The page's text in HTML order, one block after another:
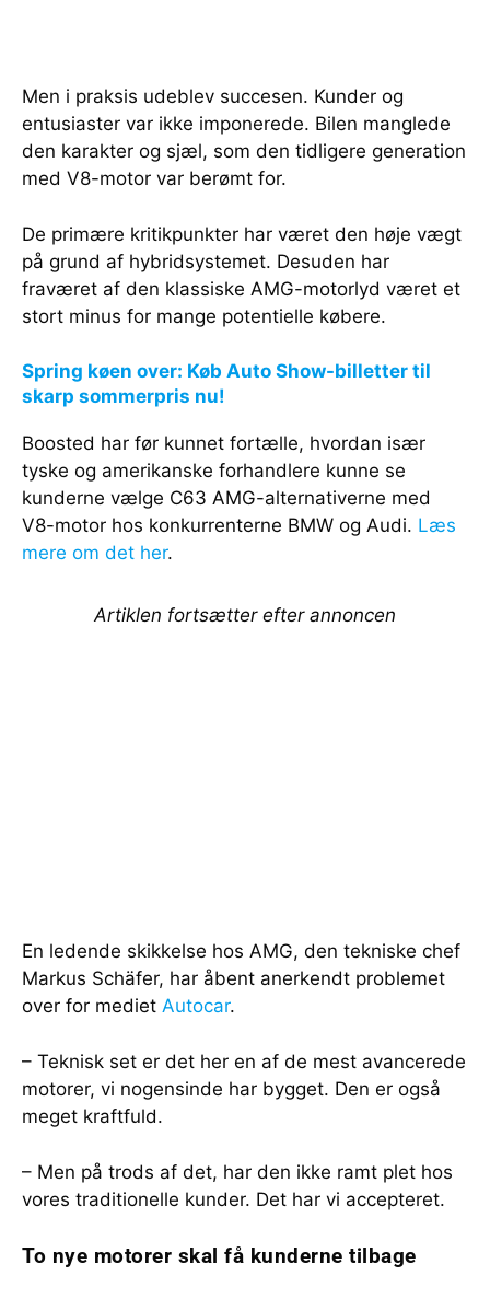
Men i praksis udeblev succesen. Kunder og
entusiaster var ikke imponerede. Bilen manglede
den karakter og sjæl, som den tidligere generation
med V8-motor var berømt for.
De primære kritikpunkter har været den høje vægt
på grund af hybridsystemet. Desuden har
fraværet af den klassiske AMG-motorlyd været et
stort minus for mange potentielle købere.
Spring køen over: Køb Auto Show-billetter til
skarp sommerpris nu!
Boosted har før kunnet fortælle, hvordan især
tyske og amerikanske forhandlere kunne se
kunderne vælge C63 AMG-alternativerne med
V8-motor hos konkurrenterne BMW og Audi. Læs
mere om det her.
Artiklen fortsætter efter annoncen
En ledende skikkelse hos AMG, den tekniske chef
Markus Schäfer, har åbent anerkendt problemet
over for mediet Autocar.
– Teknisk set er det her en af de mest avancerede
motorer, vi nogensinde har bygget. Den er også
meget kraftfuld.
– Men på trods af det, har den ikke ramt plet hos
vores traditionelle kunder. Det har vi accepteret.
To nye motorer skal få kunderne tilbage